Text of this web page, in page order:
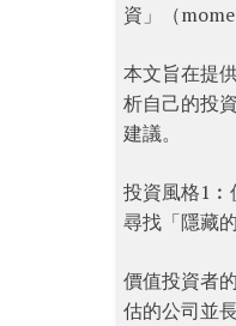
資」（
本文旨在提
析自己的投
建議。
投資風格1︰
尋找「隱藏
價值投資者
估的公司並